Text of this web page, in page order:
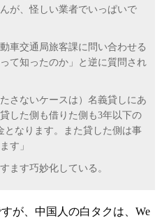
が、怪しい業者でいっぱいで
車交通局旅客課に問い合わせる
て知ったのか」と逆に質問され
さないケースは）名義貸しにあ
した側も借りた側も3年以下の
となります。また貸した側は事
ます」
ます巧妙化している。
が、中国人の白タクは、We